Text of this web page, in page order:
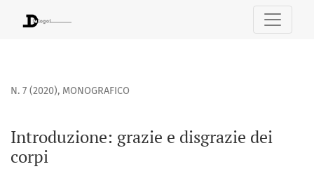
N. 7 (2020), MONOGRAFICO
Introduzione: grazie e disgrazie dei
corpi